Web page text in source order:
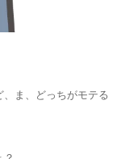
ま、どっちがモテる